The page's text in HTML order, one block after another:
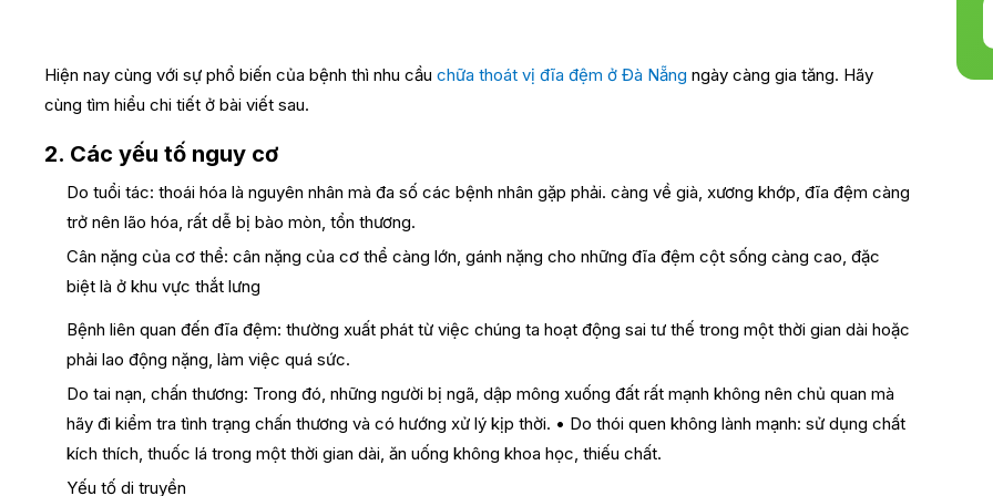
Hiện nay cùng với sự phổ biến của bệnh thì nhu cầu chữa thoát vị đĩa đệm ở Đà Nẵng ngày càng gia tăng. Hãy
cùng tìm hiểu chi tiết ở bài viết sau.
2. Các yếu tố nguy cơ
Do tuổi tác: thoái hóa là nguyên nhân mà đa số các bệnh nhân gặp phải. càng về già, xương khớp, đĩa đệm càng
trở nên lão hóa, rất dễ bị bào mòn, tổn thương.
Cân nặng của cơ thể: cân nặng của cơ thể càng lớn, gánh nặng cho những đĩa đệm cột sống càng cao, đặc
biệt là ở khu vực thắt lưng
Bệnh liên quan đến đĩa đệm: thường xuất phát từ việc chúng ta hoạt động sai tư thế trong một thời gian dài hoặc
phải lao động nặng, làm việc quá sức.
Do tai nạn, chấn thương: Trong đó, những người bị ngã, dập mông xuống đất rất mạnh không nên chủ quan mà
hãy đi kiểm tra tình trạng chấn thương và có hướng xử lý kịp thời. • Do thói quen không lành mạnh: sử dụng chất
kích thích, thuốc lá trong một thời gian dài, ăn uống không khoa học, thiếu chất.
Yếu tố di truyền